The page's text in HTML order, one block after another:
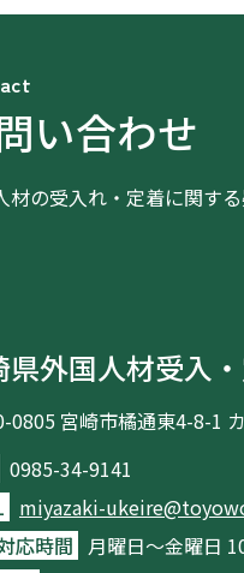
い合わせ
材の受入れ・定着に関す
県外国人材受入
0805 宮崎市橘通東4-8-1
0985-34-9141
miyazaki-
応時間
月曜日～金曜日